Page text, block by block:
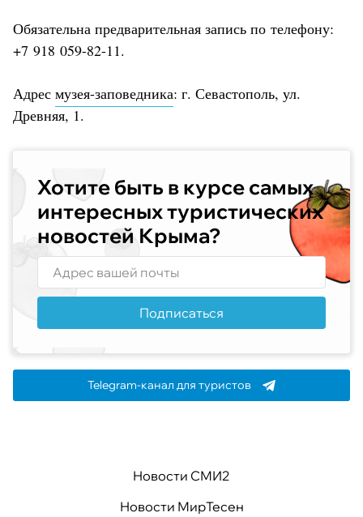
Обязательна предварительная запись по телефону:
+7 918 059-82-11.
Адрес музея-заповедника: г. Севастополь, ул.
Древняя, 1.
Хотите быть в курсе самых
интересных туристических
новостей Крыма?
Подписаться
Telegram-канал для туристов
Новости СМИ2
Новости МирТесен